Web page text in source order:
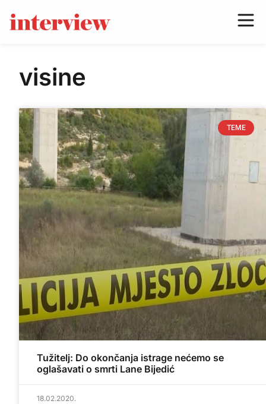
visine
TEME
Tužitelj: Do okončanja istrage nećemo se
oglašavati o smrti Lane Bijedić
18.02.2020.